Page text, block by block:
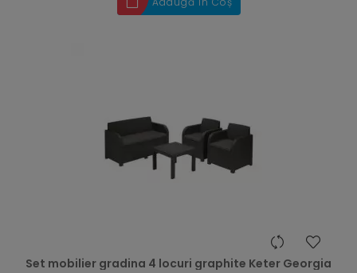
Set mobilier gradina 4 locuri graphite Keter Georgia